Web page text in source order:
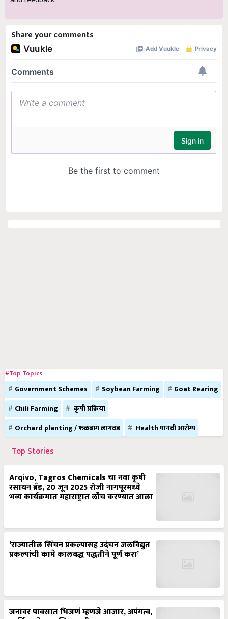
Government Schemes Soybean Farming
Goat Rearing
Chili Farming
कृषी प्रक्रिया
Orchard planting / फळबाग लागवड
Health मानवी आरोग्य
Top Stories
रसायन ब्रँड, 20 जून 2025 रोजी नागपूरमध्ये
भव्य कार्यक्रमात महाराष्ट्रात लाँच करण्यात आला
प्रकल्पांची कामे कालबद्ध पद्धतीने पूर्ण करा’
जनावर पावसात भिजणं म्हणजे आजार, अपंगत्व,
आर्थिक तोटा आणि मृत्यूची चाहूल